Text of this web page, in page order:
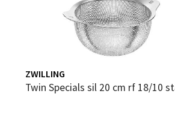
ZWILLING
Twin Specials sil 20 cm rf 18/10
0 i butikk